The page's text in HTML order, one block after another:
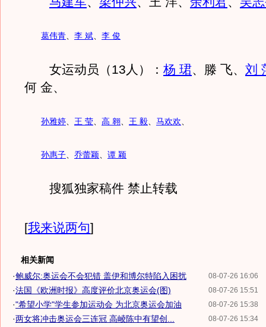
葛伟青 李 斌 李 俊
女运动员（13人）： 杨 珺、滕 飞、 刘
何 金、
孙雅婷 王 莹 高 翱 王 毅 马欢欢
孙惠子 乔蕾颖 谭 颖
搜狐独家稿件 禁止转载
[我来说两句]
相关新闻
08-07-26 16:06
·鲍威尔:奥运会不会犯错 盖伊和博尔特陷入困扰
08-07-26 15:51
·法国《欧洲时报》高度评价北京奥运会(图)
08-07-26 15:38
·"希望小学"学生参加运动会 为北京奥运会加油
08-07-26 15:34
·两女将冲击奥运会三连冠 高崚陈中有望创...